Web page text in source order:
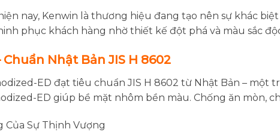
nay, Kenwin là thương hiệu đang tạo nên sự khác
phục khách hàng nhờ thiết kế đột phá và màu sắc
Nhật Bản JIS H 8602
ED đạt tiêu chuẩn JIS H 8602 từ Nhật Bản –
ED giúp bề mặt nhôm bền màu. Chống ăn mòn,
Của Sự Thịnh Vượng